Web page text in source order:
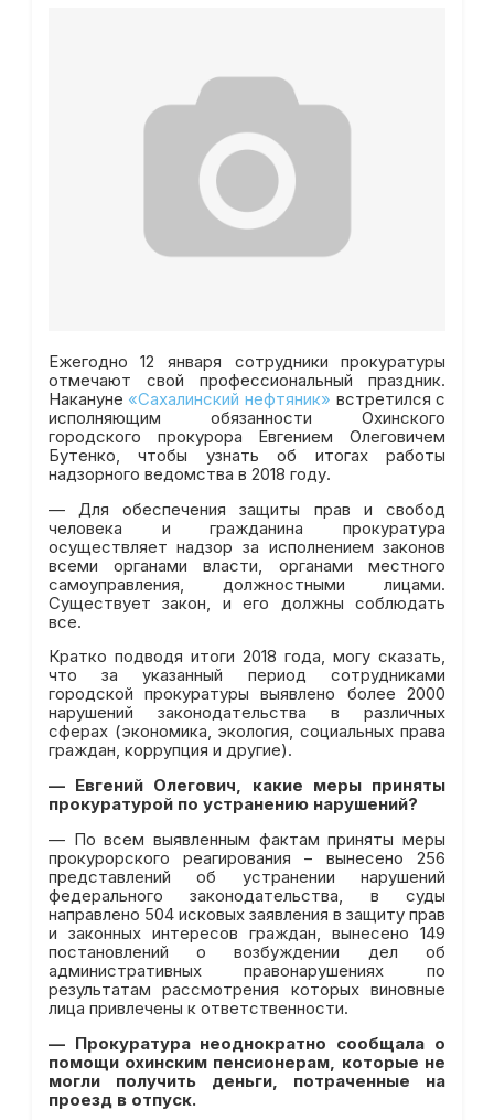
Ежегодно 12 января сотрудники прокуратуры
отмечают свой профессиональный праздник.
Накануне «Сахалинский нефтяник» встретился с
исполняющим обязанности Охинского
городского прокурора Евгением Олеговичем
Бутенко, чтобы узнать об итогах работы
надзорного ведомства в 2018 году.
— Для обеспечения защиты прав и свобод
человека и гражданина прокуратура
осуществляет надзор за исполнением законов
всеми органами власти, органами местного
самоуправления, должностными лицами.
Существует закон, и его должны соблюдать
все.
Кратко подводя итоги 2018 года, могу сказать,
что за указанный период сотрудниками
городской прокуратуры выявлено более 2000
нарушений законодательства в различных
сферах (экономика, экология, социальных права
граждан, коррупция и другие).
—Евгений Олегович, какие меры приняты
прокуратурой по устранению нарушений?
— По всем выявленным фактам приняты меры
прокурорского реагирования – вынесено 256
представлений об устранении нарушений
федерального законодательства, в суды
направлено 504 исковых заявления в защиту прав
и законных интересов граждан, вынесено 149
постановлений о возбуждении дел об
административных правонарушениях по
результатам рассмотрения которых виновные
лица привлечены к ответственности.
—Прокуратура неоднократно сообщала о
помощи охинским пенсионерам, которые не
могли получить деньги, потраченные на
проезд в отпуск.